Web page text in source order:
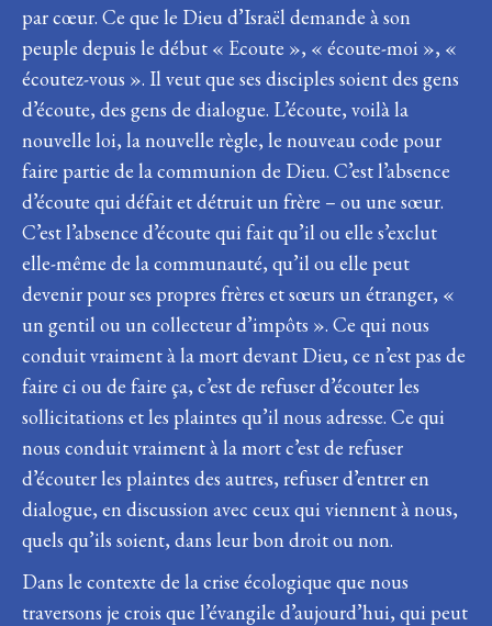
par cœur. Ce que le Dieu d’Israël demande à son
peuple depuis le début « Ecoute », « écoute-moi », «
écoutez-vous ». Il veut que ses disciples soient des gens
d’écoute, des gens de dialogue. L’écoute, voilà la
nouvelle loi, la nouvelle règle, le nouveau code pour
faire partie de la communion de Dieu. C’est l’absence
d’écoute qui défait et détruit un frère – ou une sœur.
C’est l’absence d’écoute qui fait qu’il ou elle s’exclut
elle-même de la communauté, qu’il ou elle peut
devenir pour ses propres frères et sœurs un étranger, «
un gentil ou un collecteur d’impôts ». Ce qui nous
conduit vraiment à la mort devant Dieu, ce n’est pas de
faire ci ou de faire ça, c’est de refuser d’écouter les
sollicitations et les plaintes qu’il nous adresse. Ce qui
nous conduit vraiment à la mort c’est de refuser
d’écouter les plaintes des autres, refuser d’entrer en
dialogue, en discussion avec ceux qui viennent à nous,
quels qu’ils soient, dans leur bon droit ou non.
Dans le contexte de la crise écologique que nous
traversons je crois que l’évangile d’aujourd’hui, qui peut